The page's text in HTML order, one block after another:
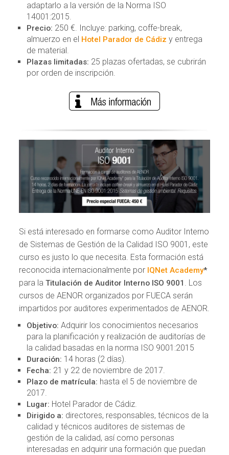
adaptarlo a la versión de la Norma ISO
14001:2015.
Precio: 250 €. Incluye: parking, coffe-break,
almuerzo en el Hotel Parador de Cádiz y entrega
de material.
Plazas limitadas: 25 plazas ofertadas, se cubrirán
por orden de inscripción.
Si está interesado en formarse como Auditor Interno
de Sistemas de Gestión de la Calidad ISO 9001, este
curso es justo lo que necesita. Esta formación está
reconocida internacionalmente por IQNet Academy*
para laTitulación de Auditor Interno ISO 9001 . Los
cursos de AENOR organizados por FUECA serán
impartidos por auditores experimentados de AENOR.
Objetivo: Adquirir los conocimientos necesarios
para la planificación y realización de auditorías de
la calidad basadas en la norma ISO 9001:2015
Duración: 14 horas (2 días).
Fecha: 21 y 22 de noviembre de 2017.
Plazo de matrícula: hasta el 5 de noviembre de
2017.
Lugar: Hotel Parador de Cádiz.
Dirigido a: directores, responsables, técnicos de la
calidad y técnicos auditores de sistemas de
gestión de la calidad, así como personas
interesadas en adquirir una formación que puedan